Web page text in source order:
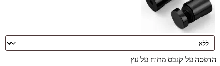
הדפסה על קנבס מתוח על עץ